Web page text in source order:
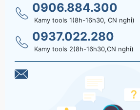
0906.884.300
Kamy tools 1(8h-16h30, CN nghỉ)
0937.022.280
Kamy tools 2(8h-16h30,CN nghỉ)